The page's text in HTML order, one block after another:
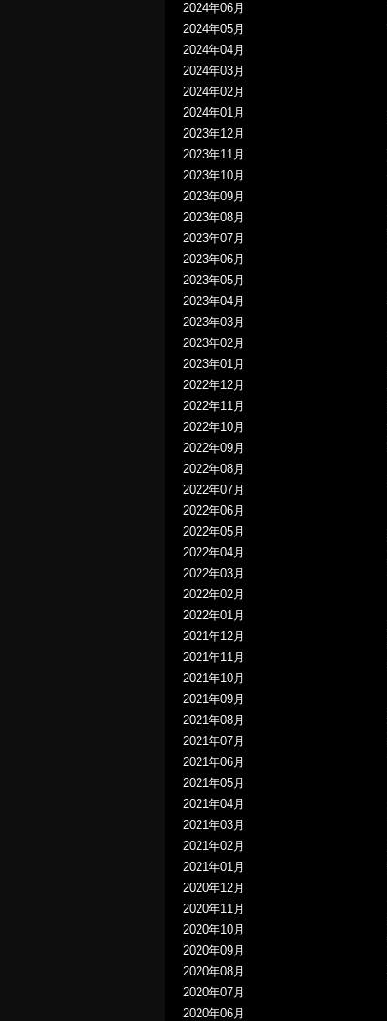
2024年06月
2024年05月
2024年04月
2024年03月
2024年02月
2024年01月
2023年12月
2023年11月
2023年10月
2023年09月
2023年08月
2023年07月
2023年06月
2023年05月
2023年04月
2023年03月
2023年02月
2023年01月
2022年12月
2022年11月
2022年10月
2022年09月
2022年08月
2022年07月
2022年06月
2022年05月
2022年04月
2022年03月
2022年02月
2022年01月
2021年12月
2021年11月
2021年10月
2021年09月
2021年08月
2021年07月
2021年06月
2021年05月
2021年04月
2021年03月
2021年02月
2021年01月
2020年12月
2020年11月
2020年10月
2020年09月
2020年08月
2020年07月
2020年06月